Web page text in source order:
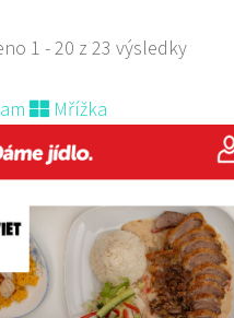
1 - 20 z 23 výsledky
Mřížka